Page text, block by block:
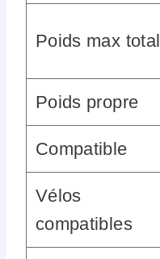
Poids max total
Poids propre
Compatible
Vélos
compatibles